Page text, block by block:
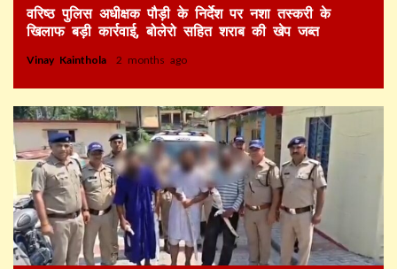
वरिष्ठ पुलिस अधीक्षक पौड़ी के निर्देश पर नशा तस्करी के
खिलाफ बड़ी कार्रवाई, बोलेरो सहित शराब की खेप जब्त
Vinay Kainthola 2 months ago